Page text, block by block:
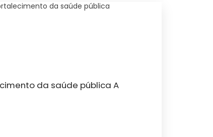
da saúde pública
da saúde pública A